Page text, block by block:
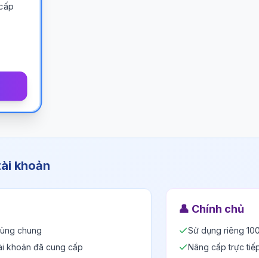
khoản
chung
khoản đã cung cấp
👤 Chính chủ
Sử dụng riêng
Nâng cấp trực